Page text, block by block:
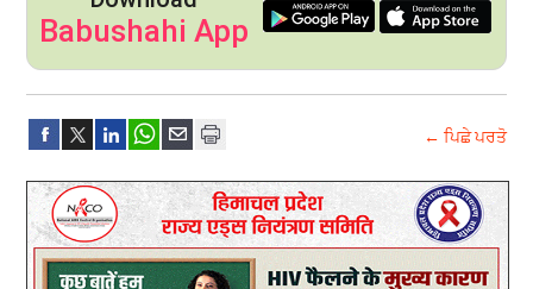
Babushahi App
← ਪਿਛੇ ਪਰਤੋ